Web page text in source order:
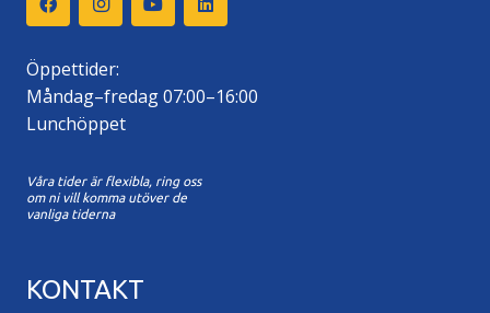
Öppettider:
Måndag–fredag 07:00–16:00
Lunchöppet
Våra tider är flexibla, ring oss
om ni vill komma utöver de
vanliga tiderna
KONTAKT